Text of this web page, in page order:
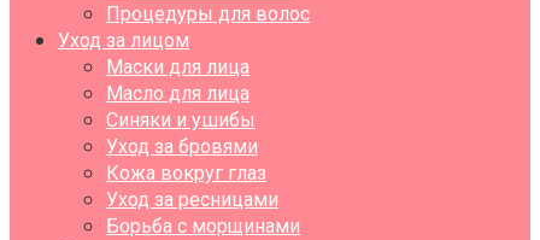
Процедуры для волос
Уход за лицом
Маски для лица
Масло для лица
Синяки и ушибы
Уход за бровями
Кожа вокруг глаз
Уход за ресницами
Борьба с морщинами